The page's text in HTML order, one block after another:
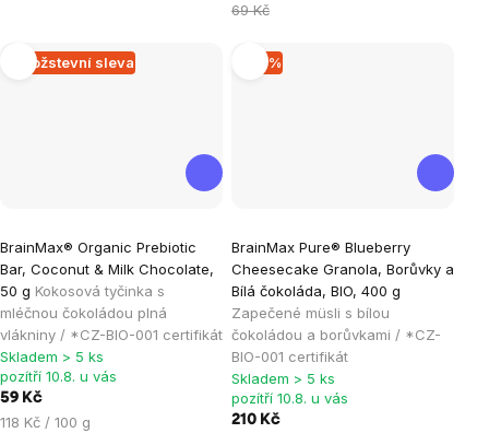
cena:
69 Kč
Množstevní sleva
BrainMax® Organic Prebiotic
Bar, Coconut & Milk Chocolate,
50 g Kokosová tyčinka s
mléčnou čokoládou plná
vlákniny / *CZ-BIO-001 certifikát
hodnocení
produktu
je
5,0
z
5
hvězdiček.
Skladem > 5 ks
pozítří 10.8. u vás
59 Kč
Měrná
118 Kč / 100 g
–12 %
BrainMax Pure® Blueberry
Cheesecake Granola, Borůvky a
Bílá čokoláda, BIO, 400 g
Zapečené müsli s bílou
čokoládou a borůvkami / *CZ-
BIO-001 certifikát
hodnocení
produktu
je
4,9
z
5
hvězdiček.
Skladem > 5 ks
pozítří 10.8. u vás
210 Kč